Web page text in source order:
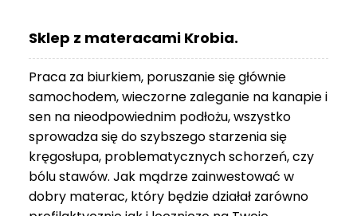
Sklep z materacami Krobia.
Praca za biurkiem, poruszanie się głównie
samochodem, wieczorne zaleganie na kanapie i
sen na nieodpowiednim podłożu, wszystko
sprowadza się do szybszego starzenia się
kręgosłupa, problematycznych schorzeń, czy
bólu stawów. Jak mądrze zainwestować w
dobry materac, który będzie działał zarówno